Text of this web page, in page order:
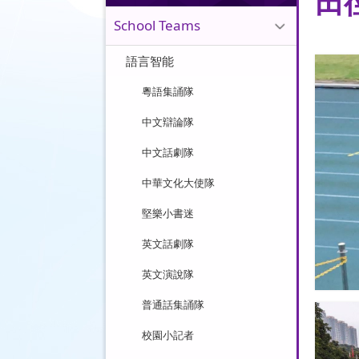
School Teams
語言智能
粵語集誦隊
中文辯論隊
中文話劇隊
中華文化大使隊
堅樂小書迷
英文話劇隊
英文演說隊
普通話集誦隊
校園小記者